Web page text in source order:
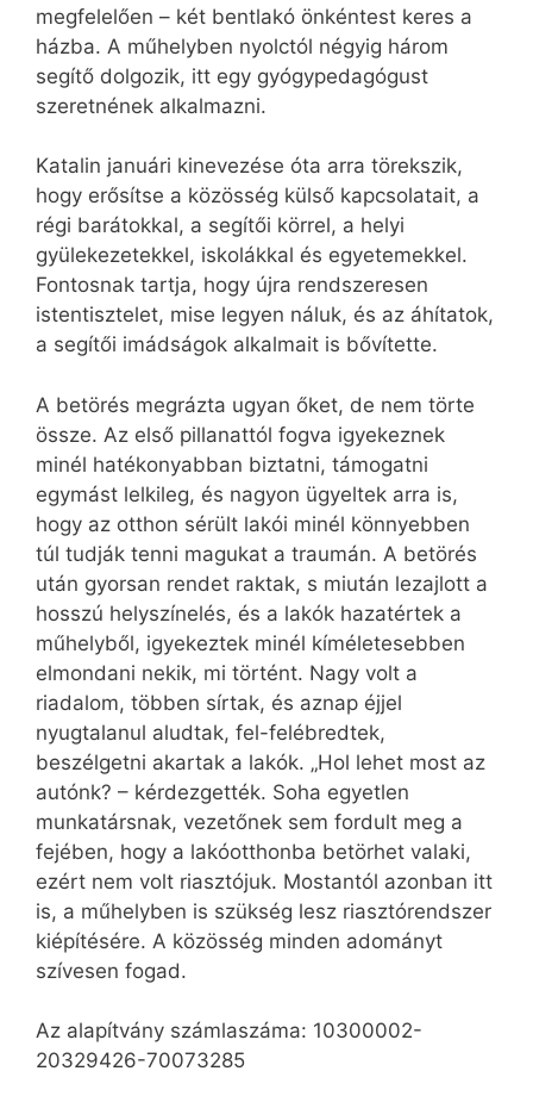
megfelelően – két bentlakó önkéntest keres a
házba. A műhelyben nyolctól négyig három
segítő dolgozik, itt egy gyógypedagógust
szeretnének alkalmazni.
Katalin januári kinevezése óta arra törekszik,
hogy erősítse a közösség külső kapcsolatait, a
régi barátokkal, a segítői körrel, a helyi
gyülekezetekkel, iskolákkal és egyetemekkel.
Fontosnak tartja, hogy újra rendszeresen
istentisztelet, mise legyen náluk, és az áhítatok,
a segítői imádságok alkalmait is bővítette.
A betörés megrázta ugyan őket, de nem törte
össze. Az első pillanattól fogva igyekeznek
minél hatékonyabban biztatni, támogatni
egymást lelkileg, és nagyon ügyeltek arra is,
hogy az otthon sérült lakói minél könnyebben
túl tudják tenni magukat a traumán. A betörés
után gyorsan rendet raktak, s miután lezajlott a
hosszú helyszínelés, és a lakók hazatértek a
műhelyből, igyekeztek minél kíméletesebben
elmondani nekik, mi történt. Nagy volt a
riadalom, többen sírtak, és aznap éjjel
nyugtalanul aludtak, fel-felébredtek,
beszélgetni akartak a lakók. „Hol lehet most az
autónk? – kérdezgették. Soha egyetlen
munkatársnak, vezetőnek sem fordult meg a
fejében, hogy a lakóotthonba betörhet valaki,
ezért nem volt riasztójuk. Mostantól azonban itt
is, a műhelyben is szükség lesz riasztórendszer
kiépítésére. A közösség minden adományt
szívesen fogad.
Az alapítvány számlaszáma: 10300002-
20329426-70073285